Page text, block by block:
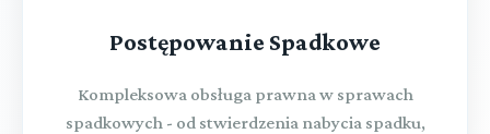
Postępowanie Spadkowe
Kompleksowa obsługa prawna w sprawach
spadkowych - od stwierdzenia nabycia spadku,